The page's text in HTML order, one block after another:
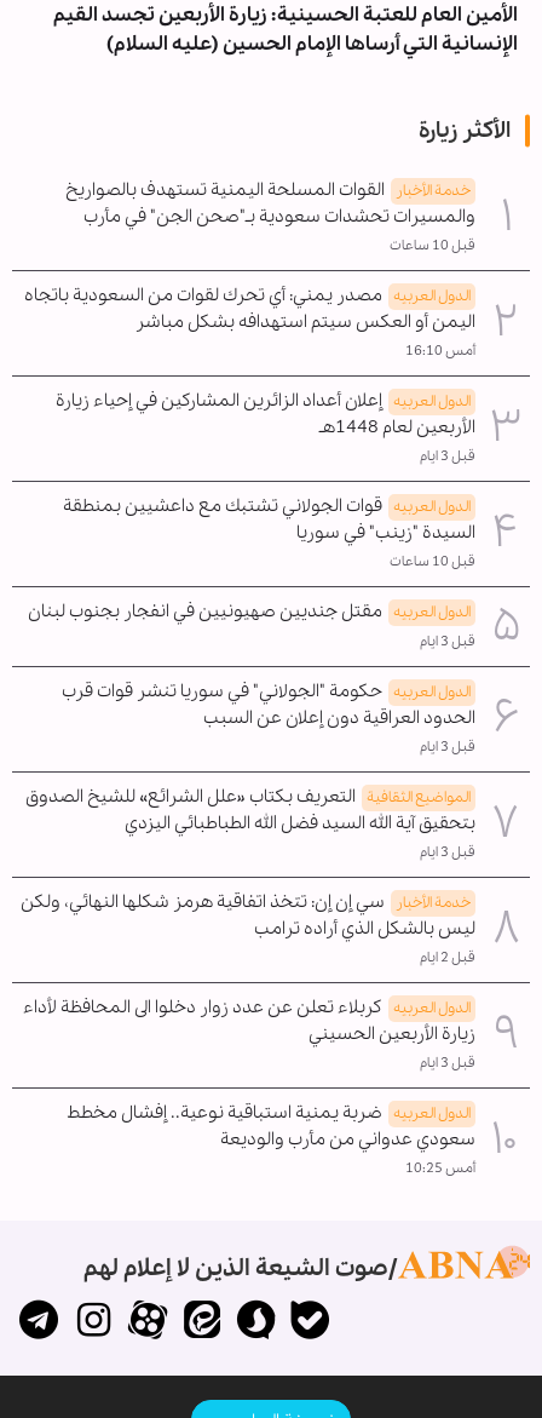
الأمين العام للعتبة الحسينية: زيارة الأربعين تجسد القيم
الإنسانية التي أرساها الإمام الحسين (عليه السلام)
الأكثر زيارة
خدمة الأخبار
القوات المسلحة اليمنية تستهدف بالصواريخ
والمسيرات تحشدات سعودية بـ"صحن الجن" في مأرب
قبل 10 ساعات
الدول العربیه مصدر يمني: أي تحرك لقوات من السعودية باتجاه
اليمن أو العكس سيتم استهدافه بشكل مباشر
أمس 16:10
الدول العربیه إعلان أعداد الزائرين المشاركين في إحياء زيارة
الأربعين لعام 1448هـ
قبل 3 ايام
الدول العربیه قوات الجولاني تشتبك مع داعشيين بمنطقة
السيدة "زينب" في سوريا
قبل 10 ساعات
الدول العربیه مقتل جنديين صهيونيين في انفجار بجنوب لبنان
قبل 3 ايام
الدول العربیه حكومة "الجولاني" في سوريا تنشر قوات قرب
الحدود العراقية دون إعلان عن السبب
قبل 3 ايام
المواضیع الثقافية التعريف بكتاب «علل الشرائع» للشيخ الصدوق
بتحقيق آية الله السيد فضل الله الطباطبائي اليزدي
قبل 3 ايام
خدمة الأخبار
سي إن إن: تتخذ اتفاقية هرمز شكلها النهائي، ولكن
ليس بالشكل الذي أراده ترامب
قبل 2 ايام
الدول العربیه كربلاء تعلن عن عدد زوار دخلوا الى المحافظة لأداء
زيارة الأربعين الحسيني
قبل 3 ايام
الدول العربیه ضربة يمنية استباقية نوعية.. إفشال مخطط
سعودي عدواني من مأرب والوديعة
أمس 10:25
صوت الشيعة الذين لا إعلام لهم